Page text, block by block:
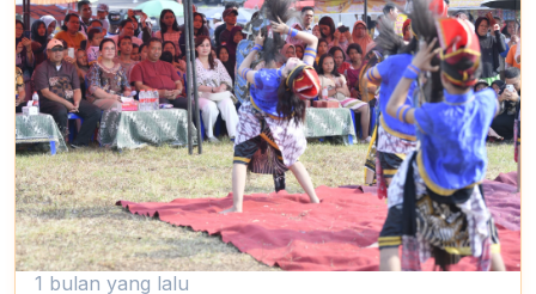
1 bulan yang lalu